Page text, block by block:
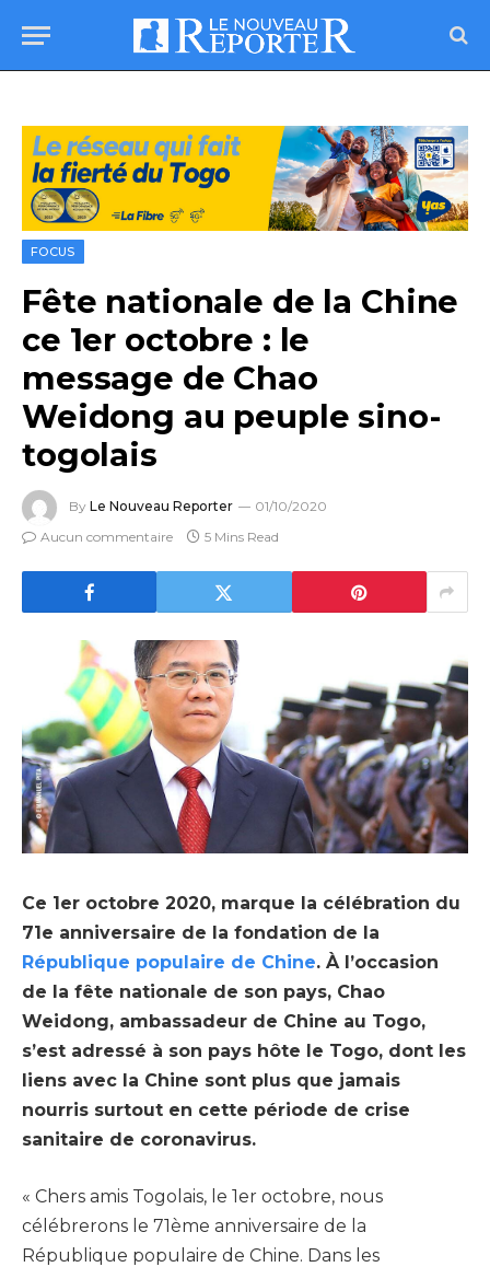
FOCUS
Fête nationale de la Chine
ce 1er octobre : le
message de Chao
Weidong au peuple sino-
togolais
By Le Nouveau Reporter
01/10/2020
Aucun commentaire
5 Mins Read
Ce 1er octobre 2020, marque la célébration du
71e anniversaire de la fondation de la
République populaire de Chine. À l’occasion
de la fête nationale de son pays, Chao
Weidong, ambassadeur de Chine au Togo,
s’est adressé à son pays hôte le Togo, dont les
liens avec la Chine sont plus que jamais
nourris surtout en cette période de crise
sanitaire de coronavirus.
« Chers amis Togolais, le 1er octobre, nous
célébrerons le 71ème anniversaire de la
République populaire de Chine. Dans les